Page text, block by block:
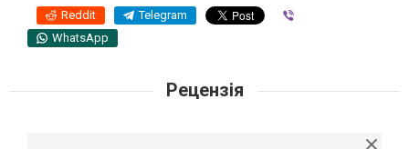
Reddit Telegram
WhatsApp
Рецензія